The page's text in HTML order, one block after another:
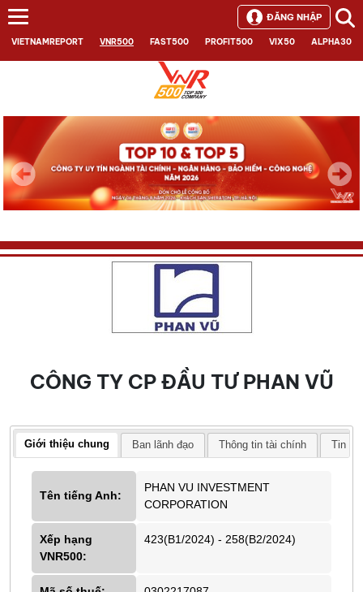
VIETNAMREPORT VNR500 FAST500 PROFIT500 VIX50 ALPHA30
ĐĂNG NHẬP
Next
CÔNG TY CP ĐẦU TƯ PHAN VŨ
Giới thiệu chung Ban lãnh đạo Thông tin tài chính Tin
Tên tiếng Anh:
PHAN VU INVESTMENT
CORPORATION
Xếp hạng
VNR500:
423(B1/2024) - 258(B2/2024)